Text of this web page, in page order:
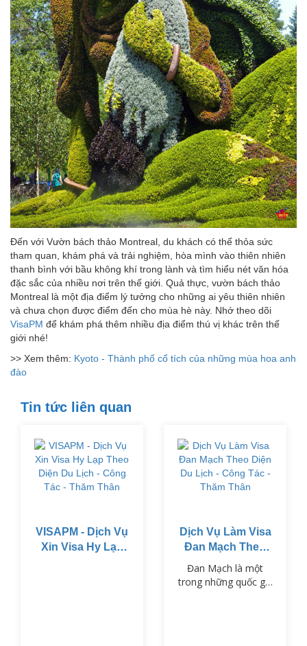
Đến với Vườn bách thảo Montreal, du khách có thể thỏa sức
tham quan, khám phá và trải nghiệm, hòa mình vào thiên nhiên
thanh bình với bầu không khí trong lành và tìm hiểu nét văn hóa
đặc sắc của nhiều nơi trên thế giới. Quả thực, vườn bách thảo
Montreal là một địa điểm lý tưởng cho những ai yêu thiên nhiên
và chưa chọn được điểm đến cho mùa hè này. Nhớ theo dõi
VisaPM để khám phá thêm nhiều địa điểm thú vị khác trên thế
giới nhé!
>> Xem thêm: Kyoto - Thành phố cổ tích của những mùa hoa anh
đào
Tin tức liên quan
VISAPM - Dịch Vụ
Xin Visa Hy Lạp
Dịch Vụ Làm Visa
Đan Mạch Theo
Diện Du Lịch -
Công Tác - Thăm
Thân
Đan Mạch là một
trong những quốc gia